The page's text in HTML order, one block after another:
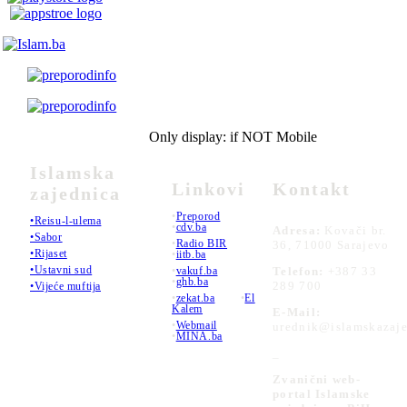
Islamska
zajednica
•Reisu-l-ulema
•Sabor
•Rijaset
•Ustavni sud
•Vijeće muftija
Only display: if NOT Mobile
Linkovi
•Preporod
•cdv.ba
•Radio BIR
•iitb.ba
•vakuf.ba
•ghb.ba
•zekat.ba •El
Kalem
•Webmail
•MINA.ba
Kontakt
Adresa:
Kovači br.
36, 71000 Sarajevo
Telefon:
+387 33
289 700
E-Mail:
Zvanični web-
portal Islamske